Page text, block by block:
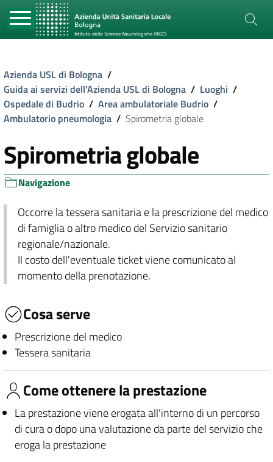
Azienda USL di Bologna /
Guida ai servizi dell'Azienda USL di Bologna / Luoghi /
Ospedale di Budrio / Area ambulatoriale Budrio /
Ambulatorio pneumologia / Spirometria globale
Spirometria globale
Navigazione
Occorre la tessera sanitaria e la prescrizione del medico
di famiglia o altro medico del Servizio sanitario
regionale/nazionale.
Il costo dell'eventuale ticket viene comunicato al
momento della prenotazione.
Cosa serve
Prescrizione del medico
Tessera sanitaria
Come ottenere la prestazione
La prestazione viene erogata all'interno di un percorso
di cura o dopo una valutazione da parte del servizio che
eroga la prestazione